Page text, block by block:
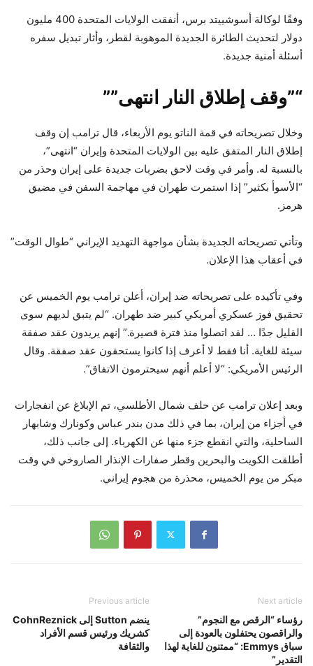
وفقًا لوكالة أسوشييتد برس، أنفقت الولايات المتحدة 400 مليون
دولار لتحديث الطائرة الجديدة الموهوبة لقطر، وأثار تبديل سفره
أسئلة أمنية جديدة.
“”وقف إطلاق النار انتهى””
وخلال تصريحاته في قمة الناتو يوم الأربعاء، قال ترامب إن وقف
إطلاق النار المتفق عليه بين الولايات المتحدة وإيران “انتهى”،
بالنسبة له. وأمر في وقت لاحق بضربات جديدة على إيران وحذر من
“الأسوأ بكثير” إذا استمرت طهران في مهاجمة السفن في مضيق
هرمز.
وتأتي تصريحاته الجديدة بشأن مواجهة التهديد الإيراني “طوال الوقت”
في أعقاب هذا الإعلان.
وفي تأكيده على تصريحاته ضد إيران، أعلن ترامب يوم الخميس عن
تحقيق فوز عسكري أمريكي كبير ضد طهران. “لم يتبق لديهم سوى
القليل جدًا … لقد اتصلوا منذ فترة قصيرة.” إنهم يريدون عقد صفقة
سيئة للغاية. أنا فقط لا أعرف إذا كانوا يستحقون عقد صفقة. وقال
الرئيس الأمريكي: “لا أعلم أنهم سيحترمون الاتفاق”.
وبعد إعلان ترامب عن حلف شمال الأطلسي، تم الإبلاغ عن انفجارات
في أجزاء من إيران، بما في ذلك مدن بندر عباس وكونارك وشابهار
الساحلية، والتي انقطع جزء منها عن الكهرباء. إلى جانب ذلك،
أطلقت الكويت والبحرين وقطر صفارات الإنذار الصاروخي في وقت
مبكر من يوم الخميس، محذرة من هجوم إيراني.
Previous article
ينضم Sutton إلى CohnReznick
كشريك ورئيس قسم الأفراد
والثقافة
Next article
رؤساء “الرقص مع النجوم”
والراقصون يحتفلون بالعودة إلى
سباق Emmys: “ممتنون للغاية لهذا
التقدير”